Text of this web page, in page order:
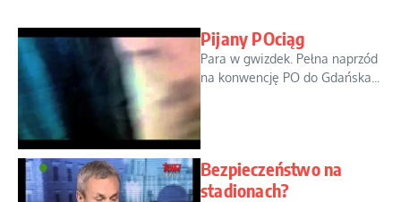
Pijany POciąg
Para w gwizdek. Pełna naprzód
na konwencję PO do Gdańska...
Bezpieczeństwo na
stadionach?